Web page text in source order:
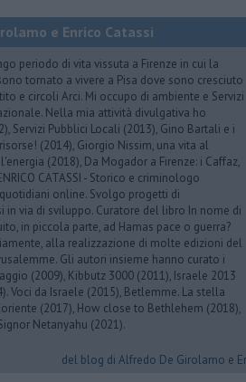
e Enrico Catassi
periodo di vita vissuta a Firenze in cui la
tornato a vivere a Pisa dove sono cresciuto
e circoli Arci. Mi occupo di ambiente e Servizi
Nella mia attività divulgativa ho
Servizi Pubblici Locali (2013), Gino Bartali e i
(2014), Giorgio Nissim, una vita al
(2018), Da Mogador a Firenze: i Caffaz,
CATASSI - Storico e criminologo
online. Svolgo progetti di
via di sviluppo. Curatore del libro In nome di
in piccola parte, ad Hamas pace o guerra?
alla realizzazione di molte edizioni del
Gli autori insieme hanno curato i
(2009), Kibbutz 3000 (2011), Israele 2013
Voci da Israele (2015), Betlemme. La stella
(2017), How close to Bethlehem (2018),
Netanyahu (2021).
del blog di Alfredo De Girolamo e